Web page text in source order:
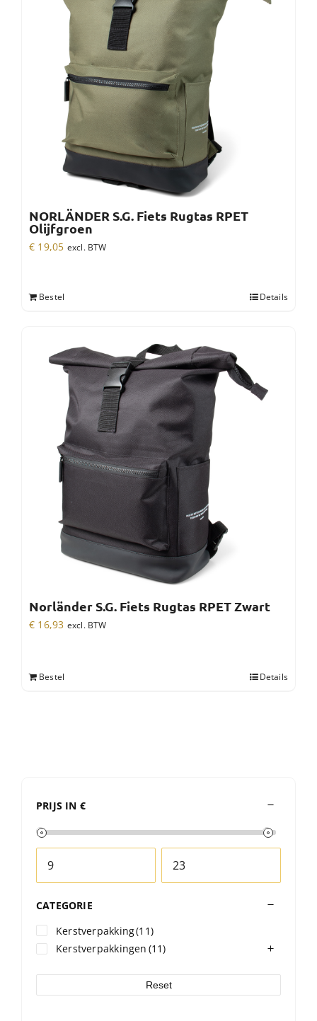
NORLÄNDER S.G. Fiets Rugtas RPET
Olijfgroen
€ 19,05 excl. BTW
Bestel Details
Norländer S.G. Fiets Rugtas RPET Zwart
€ 16,93 excl. BTW
Bestel Details
PRIJS IN €
CATEGORIE
Kerstverpakking(11)
Kerstverpakkingen (11)
Reset